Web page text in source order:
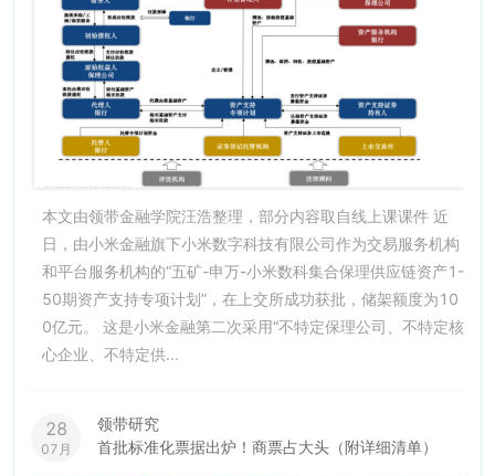
本文由领带金融学院汪浩整理，部分内容取自线上课课件 近
日，由小米金融旗下小米数字科技有限公司作为交易服务机构
和平台服务机构的“五矿-申万-小米数科集合保理供应链资产1-
50期资产支持专项计划”，在上交所成功获批，储架额度为10
0亿元。 这是小米金融第二次采用“不特定保理公司、不特定核
心企业、不特定供...
28
07月
领带研究
首批标准化票据出炉！商票占大头（附详细清单）